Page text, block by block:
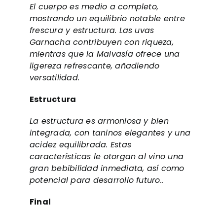
El cuerpo es medio a completo,
mostrando un equilibrio notable entre
frescura y estructura. Las uvas
Garnacha contribuyen con riqueza,
mientras que la Malvasía ofrece una
ligereza refrescante, añadiendo
versatilidad.
Estructura
La estructura es armoniosa y bien
integrada, con taninos elegantes y una
acidez equilibrada. Estas
características le otorgan al vino una
gran bebibilidad inmediata, así como
potencial para desarrollo futuro..
Final